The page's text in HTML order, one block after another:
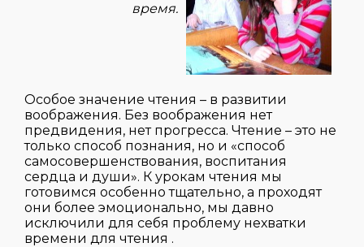
время.
Особое значение чтения – в развитии
воображения. Без воображения нет
предвидения, нет прогресса. Чтение – это не
только способ познания, но и «способ
самосовершенствования, воспитания
сердца и души». К урокам чтения мы
готовимся особенно тщательно, а проходят
они более эмоционально, мы давно
исключили для себя проблему нехватки
времени для чтения .